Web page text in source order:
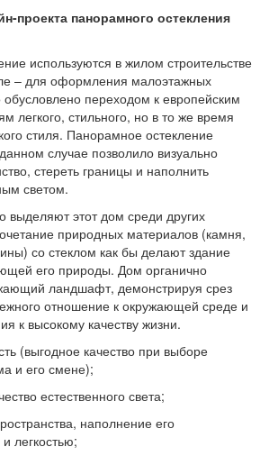
проекта панорамного остекления
используются в жилом строительстве
– для оформления малоэтажных
переходом к европейским
легкого, стильного, но в то же время
стиля. Панорамное остекление
случае позволило визуально
стереть границы и наполнить
светом.
выделяют этот дом среди других
природных материалов (камня,
со стеклом как бы делают здание
его природы. Дом органично
ландшафт, демонстрируя срез
отношение к окружающей среде и
к высокому качеству жизни.
(выгодное качество при выборе
и его смене);
естественного света;
наполнение его
легкостью;